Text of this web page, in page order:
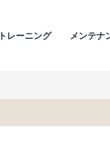
トレーニング メンテナ